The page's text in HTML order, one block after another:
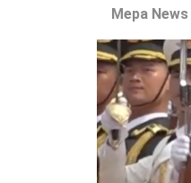
Mepa News